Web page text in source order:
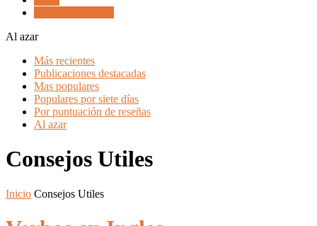
Al azar
Más recientes
Publicaciones destacadas
Mas populares
Populares por siete días
Por puntuación de reseñas
Al azar
Consejos Utiles
Inicio Consejos Utiles